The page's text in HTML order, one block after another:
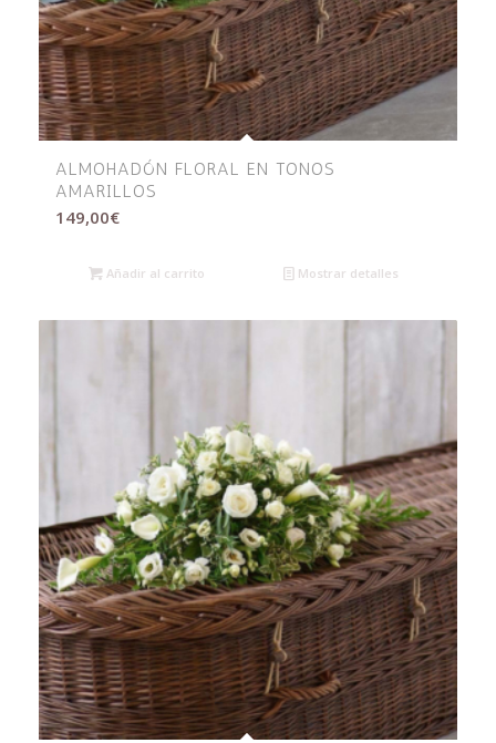
ALMOHADÓN FLORAL EN TONOS
AMARILLOS
149,00€
Añadir al carrito Mostrar detalles